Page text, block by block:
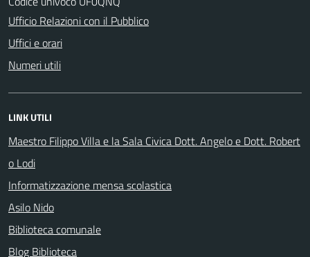
Ufficio Relazioni con il Pubblico
Uffici e orari
Numeri utili
LINK UTILI
Maestro Filippo Villa e la Sala Civica Dott. Angelo e Dott. Robert
o Lodi
Informatizzazione mensa scolastica
Asilo Nido
Biblioteca comunale
Blog Biblioteca